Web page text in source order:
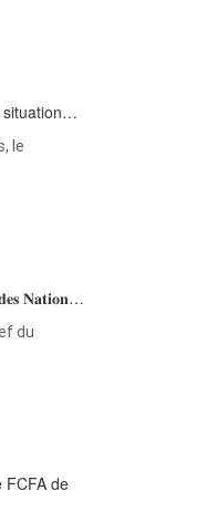
situation…
le
𝐍𝐚𝐭𝐢𝐨𝐧…
du
FCFA de